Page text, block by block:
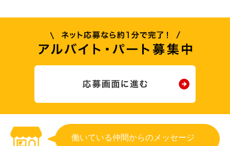
働いている仲間からのメッセージ